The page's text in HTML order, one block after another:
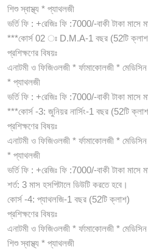
শিশু স্বাস্থ্য * প্যাথলজী
ভর্তি ফি : +রেজিঃ ফি :7000/-বাকী টাকা
***কোর্স 02 ঃ D.M.A-1 বছর (52টি
প্রশিক্ষণের বিষয়ঃ
এনাটমী ও ফিজিওলজী * র্ফামাকোলজী *
* প্যাথলজী
ভর্তি ফি : +রেজিঃ ফি :7000/-বাকী টাকা
***কোর্স -3: জুনিয়র নার্সিং-1 বছর (52টি
প্রশিক্ষণের বিষয়ঃ
এনাটমী ও ফিজিওলজী * র্ফামাকোলজী *
* প্যাথলজী
ভর্তি ফি : +রেজিঃ ফি :7000/-বাকী টাকা
শর্ত: 3 মাস হসপিটালে ডিউটি করতে হবে।
কোর্স -4: প্যাথলজি-1 বছর (52টি ক্লাশ)
প্রশিক্ষণের বিষয়ঃ
এনাটমী ও ফিজিওলজী * র্ফামাকোলজী *
শিশু স্বাস্থ্য * প্যাথলজী